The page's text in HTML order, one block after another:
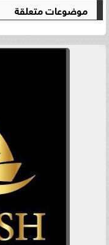
موضوعات متعلقة